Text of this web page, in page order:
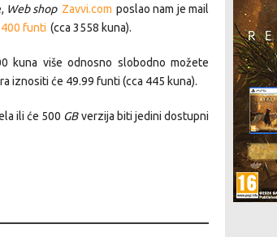
Web shop Zavvi.com poslao nam je mail
400 funti (cca 3558 kuna).
kuna više odnosno slobodno možete
iznositi će 49.99 funti (cca 445 kuna).
ili će 500 GBverzija biti jedini dostupni